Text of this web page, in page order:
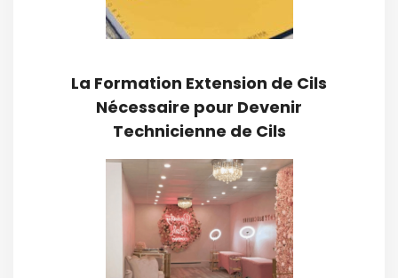
La Formation Extension de Cils
Nécessaire pour Devenir
Technicienne de Cils